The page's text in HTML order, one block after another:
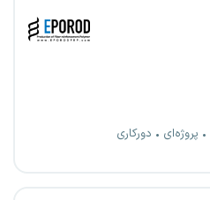
پروژه‌ای دورکاری